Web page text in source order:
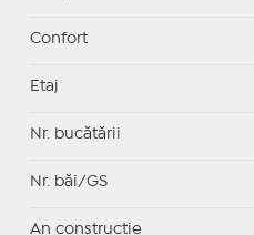
Confort
Etaj
Nr. bucătării
Nr. băi/GS
An construcție